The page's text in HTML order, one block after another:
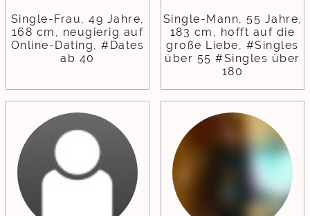
Single-Frau, 49 Jahre,
168 cm, neugierig auf
Online-Dating, #Dates
ab 40
Single-Mann, 55 Jahre,
183 cm, hofft auf die
große Liebe, #Singles
über 55 #Singles über
180